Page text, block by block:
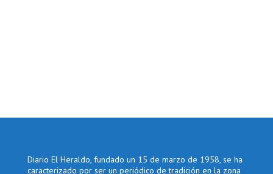
Diario El Heraldo, fundado un 15 de marzo de 1958, se ha
caracterizado por ser un periódico de tradición en la zona